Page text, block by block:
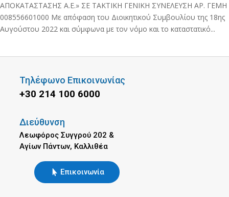
ΑΠΟΚΑΤΑΣΤΑΣΗΣ Α.Ε.» ΣΕ TAKTIKH ΓΕΝΙΚΗ ΣΥΝΕΛΕΥΣΗ ΑΡ. ΓΕΜΗ
008556601000 Με απόφαση του Διοικητικού Συμβουλίου της 18ης
Αυγούστου 2022 και σύμφωνα με τον νόμο και το καταστατικό...
Τηλέφωνο Επικοινωνίας
+30 214 100 6000
Διεύθυνση
Λεωφόρος Συγγρού 202 &
Αγίων Πάντων, Καλλιθέα
Επικοινωνία